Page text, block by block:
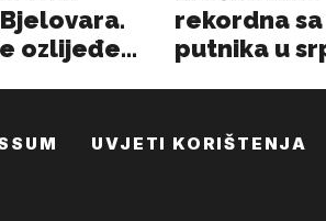
UVJETI KORIŠTENJA